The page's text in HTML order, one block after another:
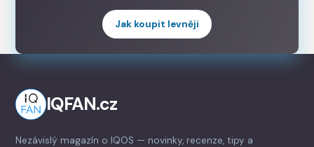
Jak koupit levněji
IQFAN.cz
Nezávislý magazín o IQOS — novinky, recenze, tipy a